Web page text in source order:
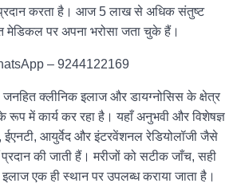
करता है। आज 5 लाख से अधिक संतुष्ट
मेडिकल पर अपना भरोसा जता चुके हैं।
– 9244122169
क्लीनिक इलाज और डायग्नोसिस के क्षेत्र
में कार्य कर रहा है। यहाँ अनुभवी और विशेषज्ञ
ईएनटी, आयुर्वेद और इंटरवेंशनल रेडियोलॉजी जैसे
प्रदान की जाती हैं। मरीजों को सटीक जाँच, सही
एक ही स्थान पर उपलब्ध कराया जाता है।